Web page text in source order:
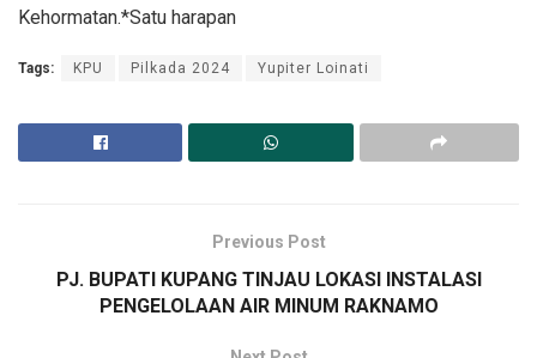
Kehormatan.*Satu harapan
Tags: KPU Pilkada 2024 Yupiter Loinati
Previous Post
PJ. BUPATI KUPANG TINJAU LOKASI INSTALASI
PENGELOLAAN AIR MINUM RAKNAMO